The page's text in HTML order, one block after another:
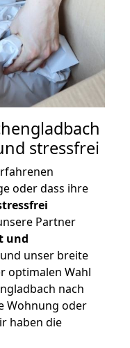
stressfrei
oder dass ihre
Partner
und
unser breite
optimalen Wahl
nach
Wohnung oder
haben die